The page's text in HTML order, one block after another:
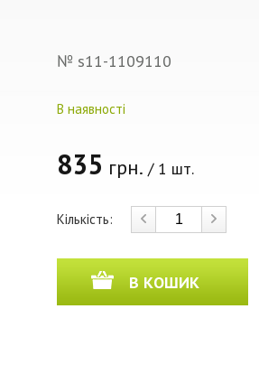
№ s11-1109110
В наявності
835 грн. / 1 шт.
Кількість:
В КОШИК